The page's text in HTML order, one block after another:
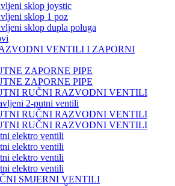
sklop joystic
sklop 1 poz
sklop dupla poluga
VENTILI I ZAPORNI
ZAPORNE PIPE
ZAPORNE PIPE
RUČNI RAZVODNI VENTILI
2-putni ventili
RUČNI RAZVODNI VENTILI
RUČNI RAZVODNI VENTILI
elektro ventili
elektro ventili
elektro ventili
elektro ventili
SMJERNI VENTILI